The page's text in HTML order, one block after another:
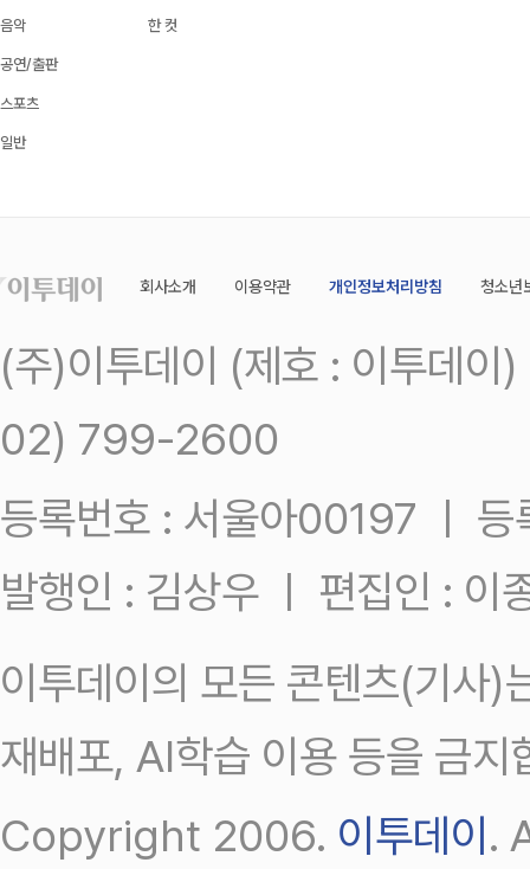
음악
공연/출판
스포츠
일반
한 컷
회사소개 이용약관 개인정보처리방침 청소년
(주)이투데이 (제호 : 이투데
02) 799-2600
등록번호 : 서울아00197 ㅣ
발행인 : 김상우 ㅣ 편집인 : 이
이투데이의 모든 콘텐츠(기사)
재배포, AI학습 이용 등을 금지
Copyright 2006. 이투데이.